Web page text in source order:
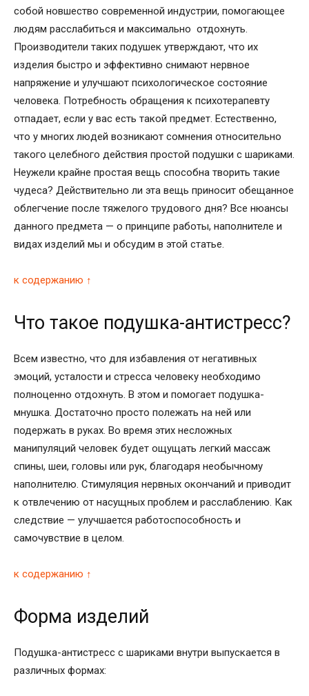
собой новшество современной индустрии, помогающее
людям расслабиться и максимально отдохнуть.
Производители таких подушек утверждают, что их
изделия быстро и эффективно снимают нервное
напряжение и улучшают психологическое состояние
человека. Потребность обращения к психотерапевту
отпадает, если у вас есть такой предмет. Естественно,
что у многих людей возникают сомнения относительно
такого целебного действия простой подушки с шариками.
Неужели крайне простая вещь способна творить такие
чудеса? Действительно ли эта вещь приносит обещанное
облегчение после тяжелого трудового дня? Все нюансы
данного предмета — о принципе работы, наполнителе и
видах изделий мы и обсудим в этой статье.
к содержанию ↑
Что такое подушка-антистресс?
Всем известно, что для избавления от негативных
эмоций, усталости и стресса человеку необходимо
полноценно отдохнуть. В этом и помогает подушка-
мнушка. Достаточно просто полежать на ней или
подержать в руках. Во время этих несложных
манипуляций человек будет ощущать легкий массаж
спины, шеи, головы или рук, благодаря необычному
наполнителю. Стимуляция нервных окончаний и приводит
к отвлечению от насущных проблем и расслаблению. Как
следствие — улучшается работоспособность и
самочувствие в целом.
к содержанию ↑
Форма изделий
Подушка-антистресс с шариками внутри выпускается в
различных формах: